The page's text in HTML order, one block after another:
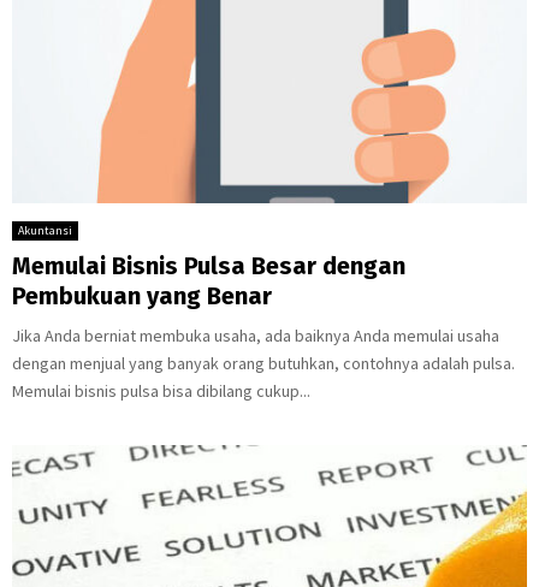
Akuntansi
Memulai Bisnis Pulsa Besar dengan
Pembukuan yang Benar
Jika Anda berniat membuka usaha, ada baiknya Anda memulai usaha
dengan menjual yang banyak orang butuhkan, contohnya adalah pulsa.
Memulai bisnis pulsa bisa dibilang cukup...